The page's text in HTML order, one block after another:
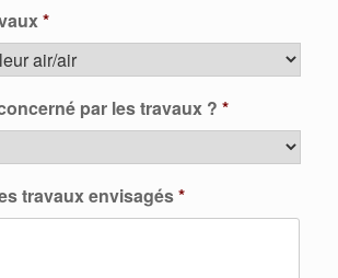
*
par les travaux ? *
travaux envisagés*